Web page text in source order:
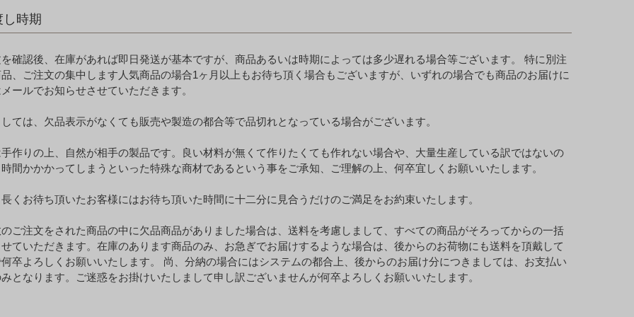
し時期
確認後、在庫があれば即日発送が基本ですが、商品あるいは時期によっては多少遅れる場合等ございます。 特に別注
、ご注文の集中します人気商品の場合1ヶ月以上もお待ち頂く場合もございますが、いずれの場合でも商品のお届けに
ールでお知らせさせていただきます。
ては、欠品表示がなくても販売や製造の都合等で品切れとなっている場合がございます。
作りの上、自然が相手の製品です。良い材料が無くて作りたくても作れない場合や、大量生産している訳ではないの
間かかかってしまうといった特殊な商材であるという事をご承知、ご理解の上、何卒宜しくお願いいたします。
くお待ち頂いたお客様にはお待ち頂いた時間に十二分に見合うだけのご満足をお約束いたします。
ご注文をされた商品の中に欠品商品がありました場合は、送料を考慮しまして、すべての商品がそろってからの一括
ていただきます。在庫のあります商品のみ、お急ぎでお届けするような場合は、後からのお荷物にも送料を頂戴して
卒よろしくお願いいたします。 尚、分納の場合にはシステムの都合上、後からのお届け分につきましては、お支払い
となります。ご迷惑をお掛けいたしまして申し訳ございませんが何卒よろしくお願いいたします。